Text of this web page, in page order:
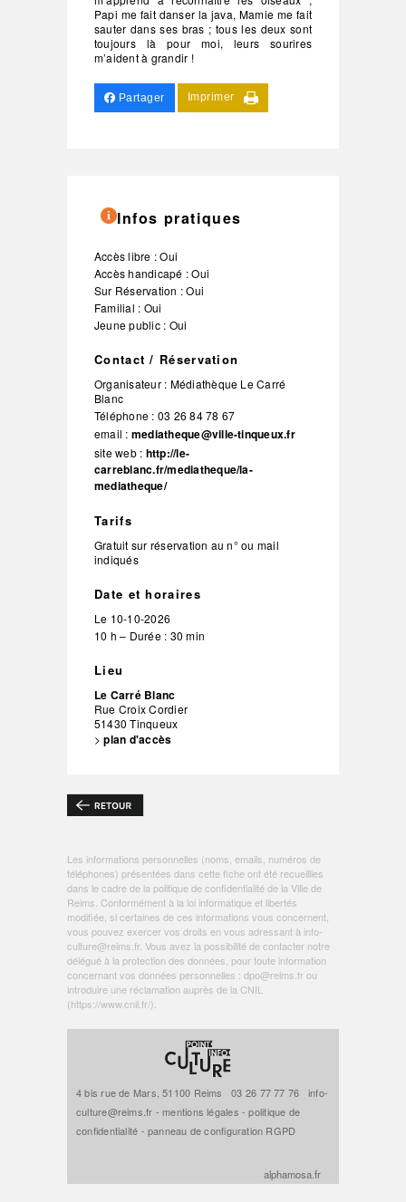
Papi me fait danser la java, Mamie me fait
sauter dans ses bras ; tous les deux sont
toujours là pour moi, leurs sourires
m’aident à grandir !
Partager Imprimer
Infos pratiques
Accès libre : Oui
Accès handicapé : Oui
Sur Réservation : Oui
Familial : Oui
Jeune public : Oui
Contact / Réservation
Organisateur : Médiathèque Le Carré
Blanc
Téléphone : 03 26 84 78 67
email : mediatheque@ville-tinqueux.fr
site web : http://le-
carreblanc.fr/mediatheque/la-
mediatheque/
Tarifs
Gratuit sur réservation au n° ou mail
indiqués
Date et horaires
Le 10-10-2026
10 h – Durée : 30 min
Lieu
Le Carré Blanc
Rue Croix Cordier
51430 Tinqueux
>plan d'accès
Les informations personnelles (noms, emails, numéros de
téléphones) présentées dans cette fiche ont été recueillies
dans le cadre de la politique deconfidentialité de la Ville de
Reims . Conformément à la loi informatique et libertés
modifiée, si certaines de ces informations vous concernent,
vous pouvez exercer vos droits en vous adressant à info-
culture@reims.fr. Vous avez la possibilité de contacter notre
délégué à la protection des données, pour toute information
concernant vos données personnelles : dpo@reims.frou
introduire une réclamation auprès de la CNIL
(https://www.cnil.fr/).
4 bis rue de Mars, 51100 Reims03 26 77 77 76
info-
culture@reims.fr -mentions légales -politique de
confidentialité - panneau de configuration RGPD
alphamosa.fr